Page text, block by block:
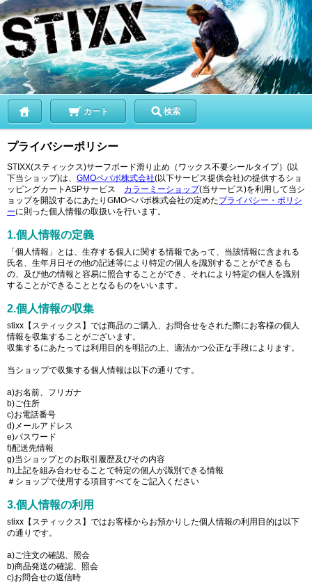
カート 検索
プライバシーポリシー
STIXX(スティックス)サーフボード滑り止め（ワックス不要シールタイプ）(以
下当ショップ)は、 GMOペパボ株式会社(以下サービス提供会社)の提供するショ
ッピングカートASPサービス カラーミーショップ(当サービス)を利用して当シ
ョップを開設するにあたりGMOペパボ株式会社の定めたプライバシー・ポリシ
ーに則った個人情報の取扱いを行います。
1.個人情報の定義
「個人情報」とは、生存する個人に関する情報であって、当該情報に含まれる
氏名、生年月日その他の記述等により特定の個人を識別することができるも
の、及び他の情報と容易に照合することができ、それにより特定の個人を識別
することができることとなるものをいいます。
2.個人情報の収集
stixx【スティックス】では商品のご購入、お問合せをされた際にお客様の個人
情報を収集することがございます。
収集するにあたっては利用目的を明記の上、適法かつ公正な手段によります。
当ショップで収集する個人情報は以下の通りです。
a)お名前、フリガナ
b)ご住所
c)お電話番号
d)メールアドレス
e)パスワード
f)配送先情報
g)当ショップとのお取引履歴及びその内容
h)上記を組み合わせることで特定の個人が識別できる情報
＃ショップで使用する項目すべてをご記入ください
3.個人情報の利用
stixx【スティックス】ではお客様からお預かりした個人情報の利用目的は以下
の通りです。
a)ご注文の確認、照会
b)商品発送の確認、照会
c)お問合せの返信時